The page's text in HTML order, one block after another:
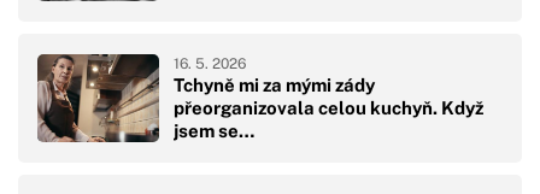
Tchyně mi za mými zády
přeorganizovala celou kuchyň. Když
jsem se…
16. 5. 2026